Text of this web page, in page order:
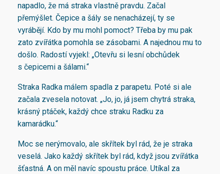
napadlo, že má straka vlastně pravdu. Začal
přemýšlet. Čepice a šály se nenacházejí, ty se
vyrábějí. Kdo by mu mohl pomoct? Třeba by mu pak
zato zvířátka pomohla se zásobami. A najednou mu to
došlo. Radostí vyjekl: „Otevřu si lesní obchůdek
s čepicemi a šálami.“
Straka Radka málem spadla z parapetu. Poté si ale
začala zvesela notovat. „Jo, jo, já jsem chytrá straka,
krásný ptáček, každý chce straku Radku za
kamarádku.“
Moc se nerýmovalo, ale skřítek byl rád, že je straka
veselá. Jako každý skřítek byl rád, když jsou zvířátka
šťastná. A on měl navíc spoustu práce. Utíkal za